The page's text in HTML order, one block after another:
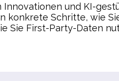
und KI-
konkrete Schritte, wie
Sie First-Party-Daten